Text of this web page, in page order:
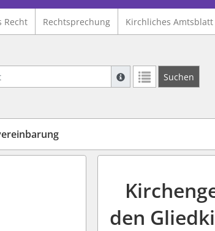
Recht Rechtsprechung Kirchliches Amtsblatt
Suche mit Platzhalter
Weitere
Suchen
den